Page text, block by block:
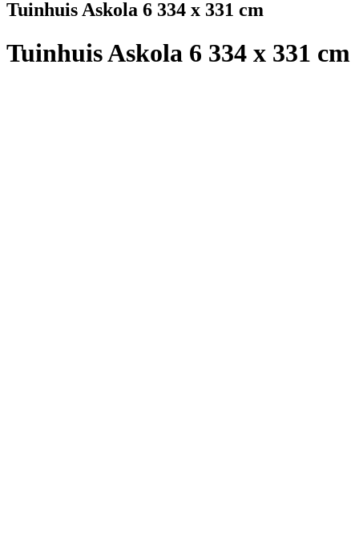
Tuinhuis Askola 6 334 x 331 cm
Tuinhuis Askola 6 334 x 331 cm